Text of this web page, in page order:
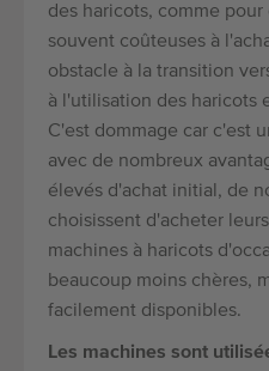
des haricots, comme
souvent coûteuses à
obstacle à la transition
à l'utilisation des haricots
C'est dommage car c'est
avec de nombreux
élevés d'achat initial, de
choisissent d'acheter
machines à haricots
beaucoup moins chères,
facilement disponibles.
Les machines sont